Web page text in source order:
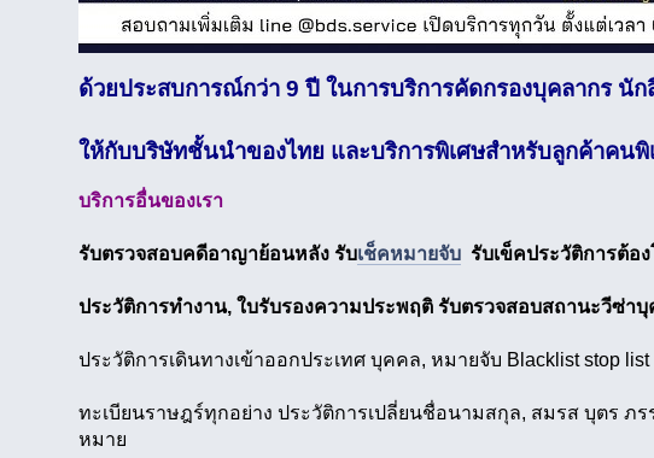
ด้วยประสบการณ์กว่า 9 ปี ในการบริการคัดกรองบุคลากร นัก
ให้กับบริษัทชั้นนำของไทย และบริการพิเศษสำหรับลูกค้าคนพิ
บริการอื่นของเรา
รับตรวจสอบคดีอาญาย้อนหลัง รับเช็คหมายจับรับเข็คประวัติการต้อ
ประวัติการทำงาน, ใบรับรองความประพฤติ รับตรวจสอบสถานะวีซ่า
ประวัติการเดินทางเข้าออกประเทศ บุคคล, หมายจับ Blacklist stop list
ทะเบียนราษฎร์ทุกอย่าง ประวัติการเปลี่ยนชื่อนามสกุล, สมรส บุตร ภ
หมาย